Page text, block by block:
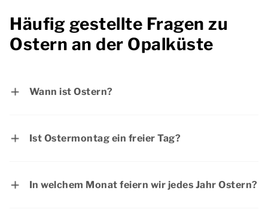
Häufig gestellte Fragen zu
Ostern an der Opalküste
Wann ist Ostern?
Ist Ostermontag ein freier Tag?
In welchem Monat feiern wir jedes Jahr Ostern?